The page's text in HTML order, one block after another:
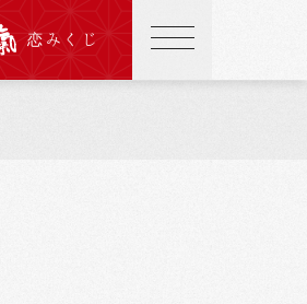
恋みくじ